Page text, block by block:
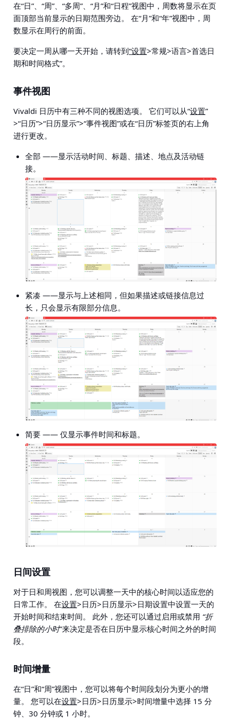
在“日”、“周”、“多周”、“月”和“日程”视图中，周数将显示在页
面顶部当前显示的日期范围旁边。 在“月”和“年”视图中，周
数显示在周行的前面。
要决定一周从哪一天开始，请转到“设置>常规>语言>首选日
期和时间格式”。
事件视图
Vivaldi 日历中有三种不同的视图选项。 它们可以从“设置”
>“日历”>“日历显示”>“事件视图”或在“日历”标签页的右上角
进行更改。
全部 ——显示活动时间、标题、描述、地点及活动链
接。
紧凑 ——显示与上述相同，但如果描述或链接信息过
长，只会显示有限部分信息。
简要—— 仅显示事件时间和标题。
日间设置
对于日和周视图，您可以调整一天中的核心时间以适应您的
日常工作。 在设置>日历>日历显示>日期设置中设置一天的
开始时间和结束时间。 此外，您还可以通过启用或禁用 “折
叠排除的小时”来决定是否在日历中显示核心时间之外的时间
段。
时间增量
在“日”和“周”视图中，您可以将每个时间段划分为更小的增
量。 您可以在设置>日历>日历显示>时间增量中选择 15 分
钟、30 分钟或 1 小时。